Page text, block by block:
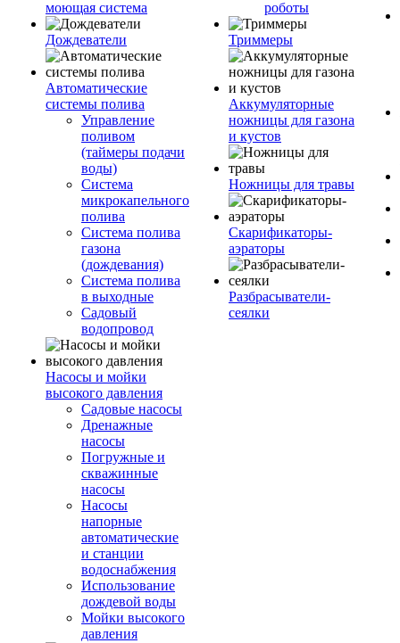
моющая система
Дождеватели
Автоматические
системы полива
Управление
поливом
(таймеры подачи
воды)
Система
микрокапельного
полива
Система полива
газона
(дождевания)
Система полива
в выходные
Садовый
водопровод
Насосы и мойки
высокого давления
Садовые насосы
Дренажные
насосы
Погружные и
скважинные
насосы
Насосы
напорные
автоматические
и станции
водоснабжения
Использование
дождевой воды
Мойки высокого
давления
роботы
Триммеры
Аккумуляторные
ножницы для газона
и кустов
Ножницы для травы
Скарификаторы-
аэраторы
Разбрасыватели-
сеялки